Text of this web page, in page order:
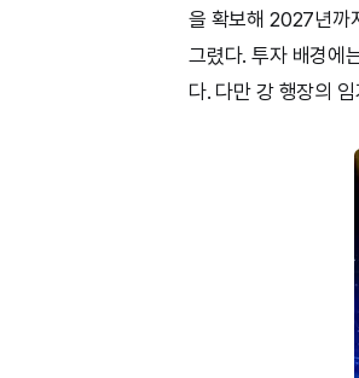
을 확보해 2027년까
그렸다. 투자 배경에
다. 다만 강 행장의